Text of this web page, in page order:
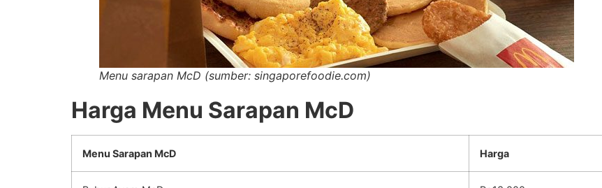
Menu sarapan McD (sumber: singaporefoodie.com)
Harga Menu Sarapan McD
Menu Sarapan McD Harga